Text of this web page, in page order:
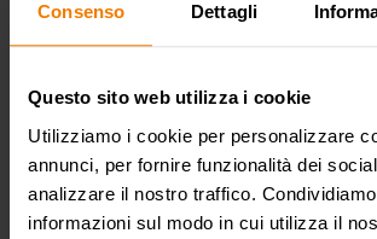
Consenso Dettagli
Questo sito web utilizza i cookie
Utilizziamo i cookie per personalizzare
annunci, per fornire funzionalità dei
analizzare il nostro traffico.
informazioni sul modo in cui utilizza il
Tipologia fisso
Tubo art. 964/15
ø e lunghezza tubo ø 1/2" - 15